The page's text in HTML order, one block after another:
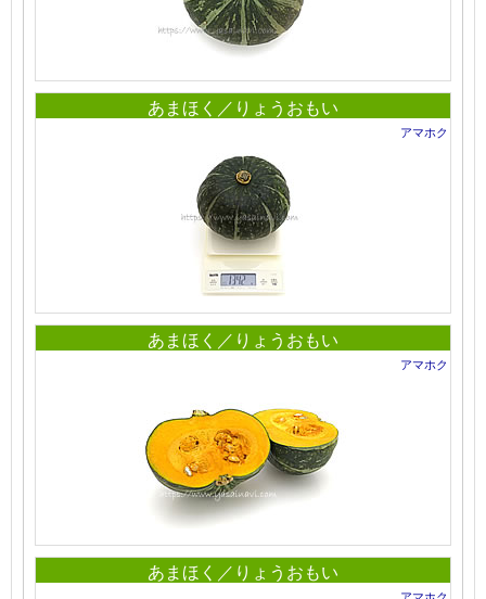
あまほく／りょうおもい
アマホク
あまほく／りょうおもい
アマホク
あまほく／りょうおもい